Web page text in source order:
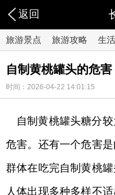
返回
旅游景点 旅游攻略 生
自制黄桃罐头的危害
时间：2026-04-22 14:01:15
自制黄桃罐头糖分
危害。还有一个危害
群体在吃完自制黄桃
人体出现多种多样不适